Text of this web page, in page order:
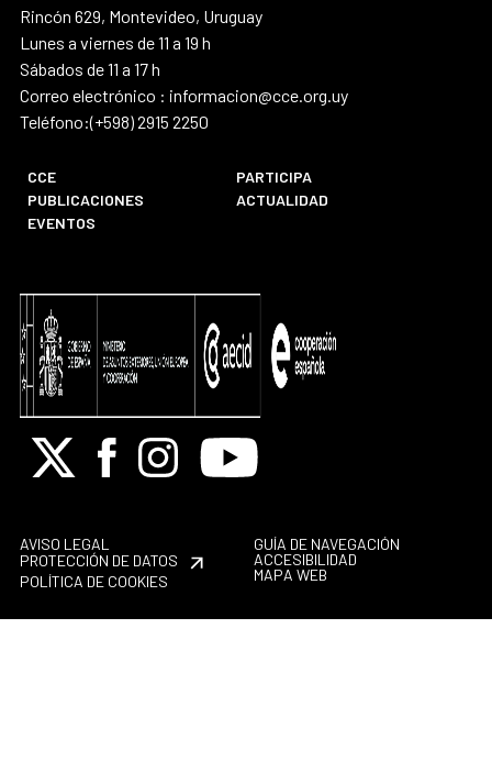
Rincón 629, Montevideo, Uruguay
Lunes a viernes de 11 a 19 h
Sábados de 11 a 17 h
Correo electrónico : informacion@cce.org.uy
Teléfono:(+598) 2915 2250
CCE
PARTICIPA
PUBLICACIONES
ACTUALIDAD
EVENTOS
X FacebookInstagramYoutube
AVISO LEGAL
PROTECCIÓN DE DATOS
POLÍTICA DE COOKIES
GUÍA DE NAVEGACIÓN
ACCESIBILIDAD
MAPA WEB